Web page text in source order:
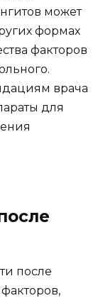
может
формах
факторов
врача
для
после